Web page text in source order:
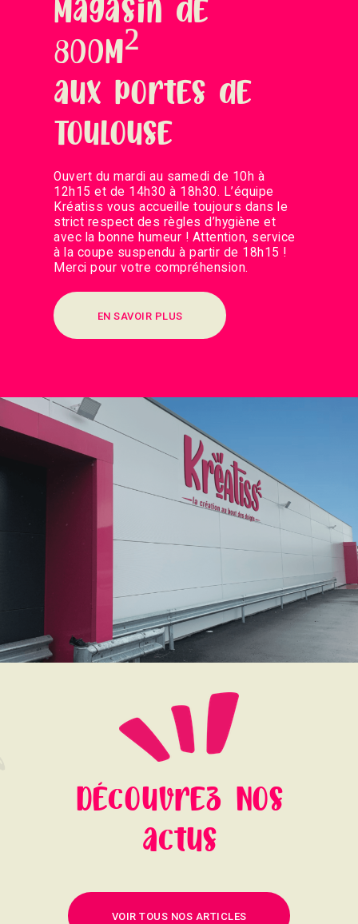
Magasin de
800M²
aux portes de
Toulouse
Ouvert du mardi au samedi de 10h à
12h15 et de 14h30 à 18h30. L’équipe
Kréatiss vous accueille toujours dans le
strict respect des règles d’hygiène et
avec la bonne humeur ! Attention, service
à la coupe suspendu à partir de 18h15 !
Merci pour votre compréhension.
EN SAVOIR PLUS
DÉcOuvrEz NOs
actus
VOIR TOUS NOS ARTICLES